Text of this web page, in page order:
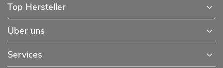
Top Hersteller
Über uns
Services